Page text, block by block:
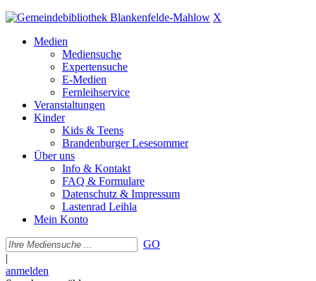
X
Medien
Mediensuche
Expertensuche
E-Medien
Fernleihservice
Veranstaltungen
Kinder
Kids & Teens
Brandenburger Lesesommer
Über uns
Info & Kontakt
FAQ & Formulare
Datenschutz & Impressum
Lastenrad Leihla
Mein Konto
GO
|
anmelden